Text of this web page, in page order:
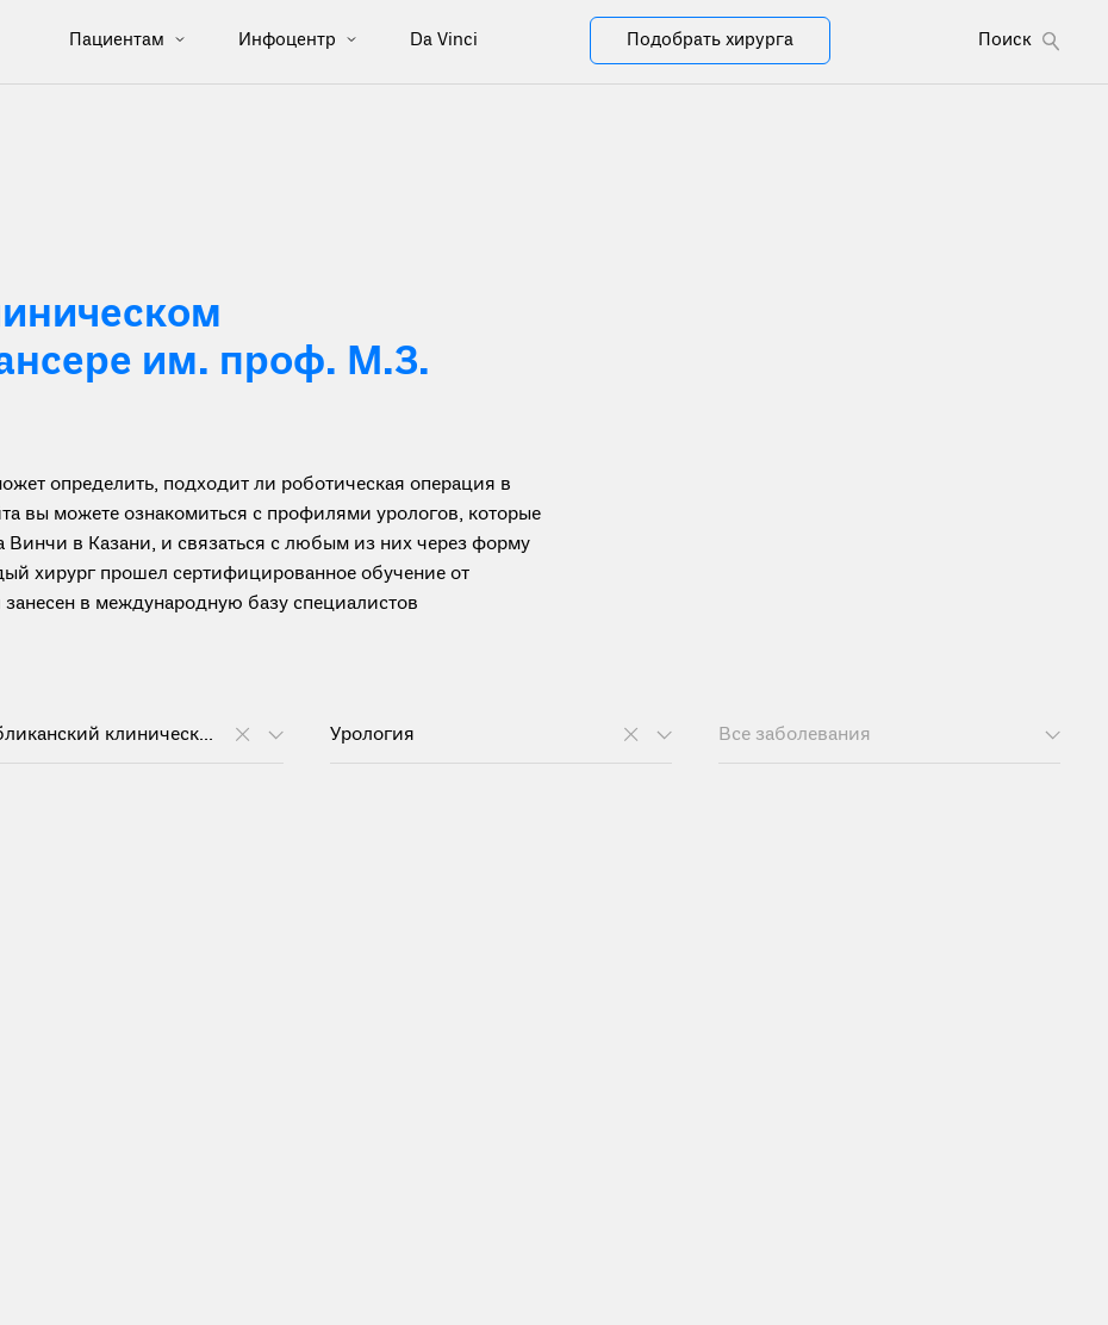
Пациентам Инфоцентр Da Vinci Подобрать хирурга Поиск
им. проф. М.З.
определить, подходит ли роботическая операция в
вы можете ознакомиться с профилями урологов, которые
в Казани, и связаться с любым из них через форму
хирург прошел сертифицированное обучение от
в международную базу специалистов
Республиканский клинический онкологический диспансер им. проф. М.З. Сигала Урология Все заболевания